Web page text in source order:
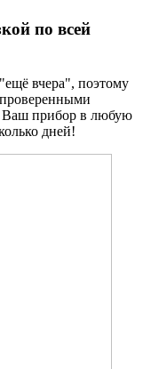
по всей
вчера", поэтому
Ваш прибор в любую
дней!